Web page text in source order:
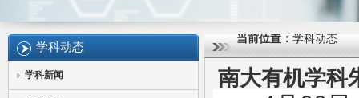
学科动态
学科新闻
当前位置： 学科动态
南大有机学科